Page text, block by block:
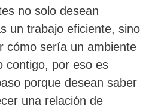
no solo desean
un trabajo eficiente, sino
cómo sería un ambiente
contigo, por eso es
porque desean saber
una relación de